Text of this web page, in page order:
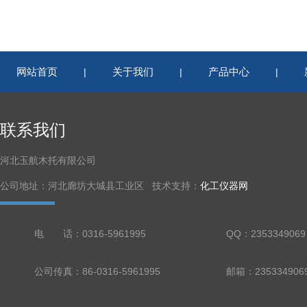
网站首页 | 关于我们 | 产品中心 |
联系我们
河北玉航木托有限公司
公司地址：河北廊坊大城县工业区 技术支持： 化工仪器网
电 话：0316-5961995 QQ：2353349069
公司传真：86-0316-5961995 邮箱：